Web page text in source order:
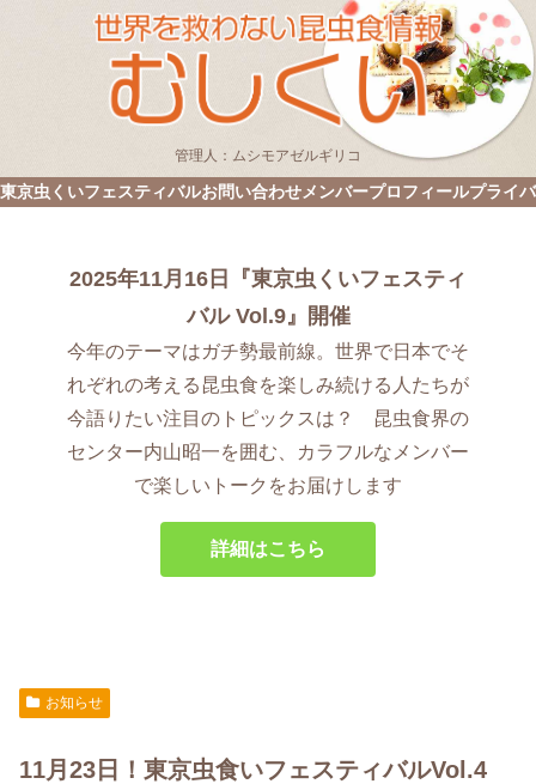
管理人：ムシモアゼルギリコ
東京虫くいフェスティバルお問い合わせメンバープロフィールプライ
2025年11月16日『東京虫くいフェスティ
バル Vol.9』開催
今年のテーマはガチ勢最前線。世界で日本でそ
れぞれの考える昆虫食を楽しみ続ける人たちが
今語りたい注目のトピックスは？ 昆虫食界の
センター内山昭一を囲む、カラフルなメンバー
で楽しいトークをお届けします
詳細はこちら
お知らせ
11月23日！東京虫食いフェスティバルVol.4